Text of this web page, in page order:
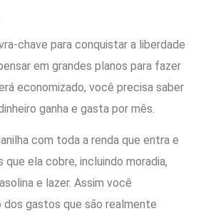
chave para conquistar a liberdade
em grandes planos para fazer
economizado, você precisa saber
ganha e gasta por mês.
com toda a renda que entra e
ela cobre, incluindo moradia,
e lazer. Assim você
gastos que são realmente